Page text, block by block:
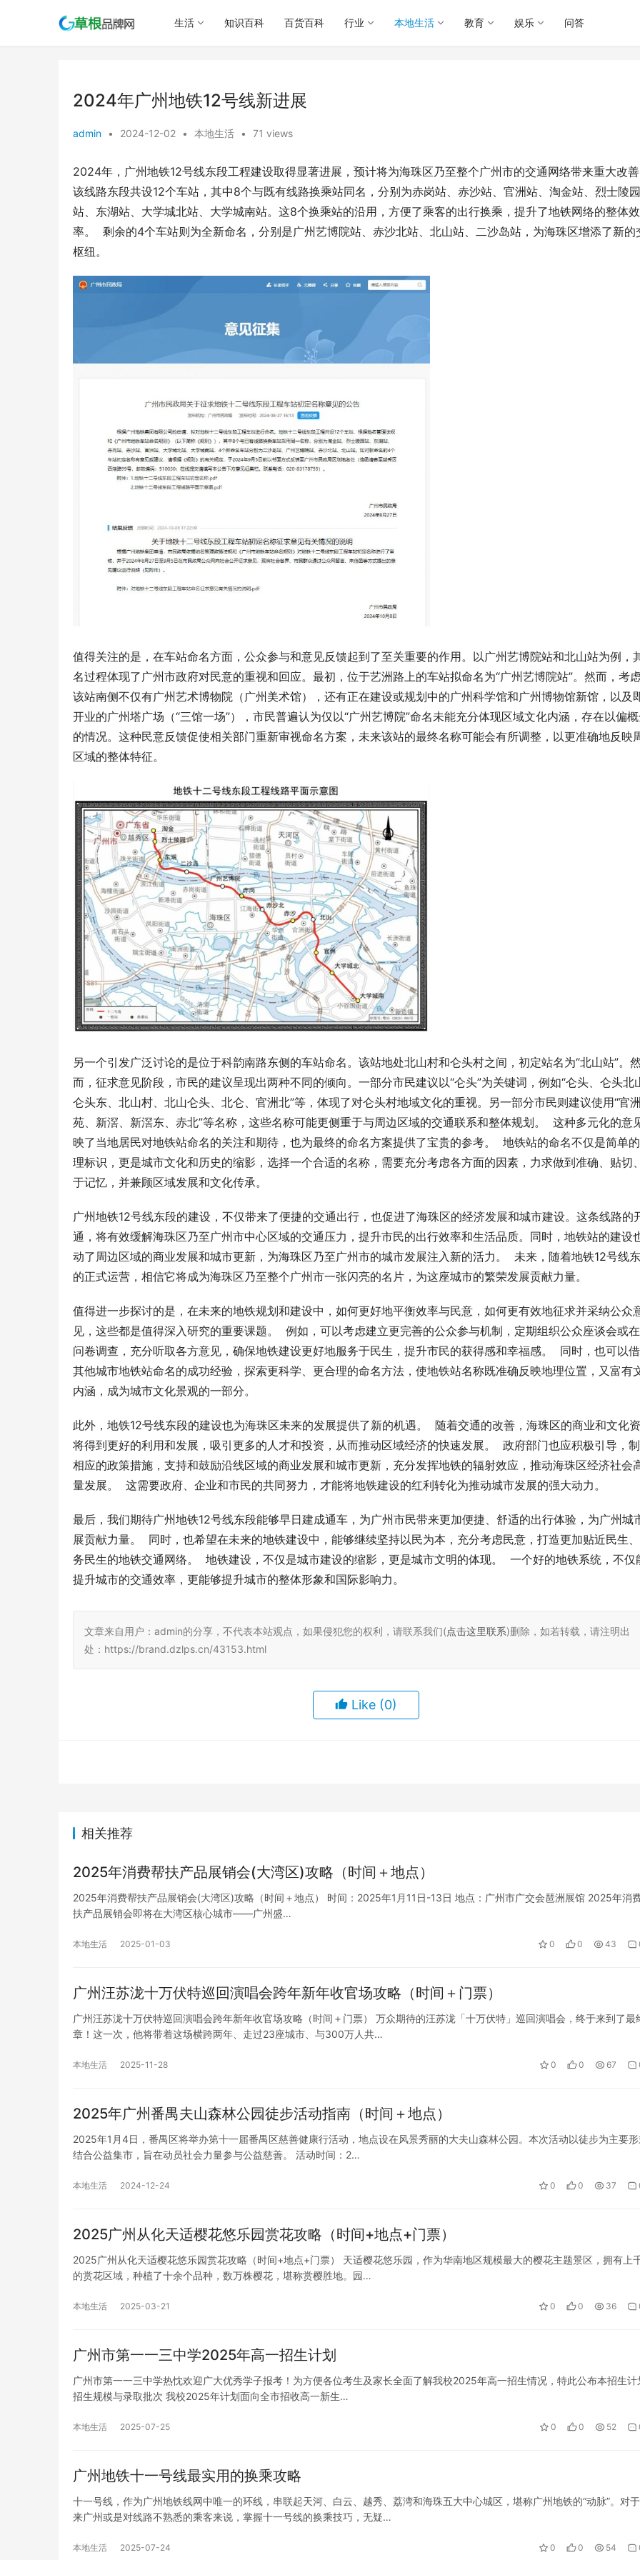
生活 知识百科 百货百科 行业 本地生活 教育 娱乐 问答
2024年广州地铁12号线新进展
admin • 2024-12-02 • 本地生活 • 71 views
2024年，广州地铁12号线东段工程建设取得显著进展，预计将为海珠区乃至整个广州市的交通网络带来重大改
该线路东段共设12个车站，其中8个与既有线路换乘站同名，分别为赤岗站、赤沙站、官洲站、淘金站、烈士陵园
站、东湖站、大学城北站、大学城南站。这8个换乘站的沿用，方便了乘客的出行换乘，提升了地铁网络的整体效
率。  剩余的4个车站则为全新命名，分别是广州艺博院站、赤沙北站、北山站、二沙岛站，为海珠区增添了新的
枢纽。
值得关注的是，在车站命名方面，公众参与和意见反馈起到了至关重要的作用。以广州艺博院站和北山站为例，
名过程体现了广州市政府对民意的重视和回应。最初，位于艺洲路上的车站拟命名为“广州艺博院站”。然而，考
该站南侧不仅有广州艺术博物院（广州美术馆），还有正在建设或规划中的广州科学馆和广州博物馆新馆，以及
开业的广州塔广场（“三馆一场”），市民普遍认为仅以“广州艺博院”命名未能充分体现区域文化内涵，存在以偏
的情况。这种民意反馈促使相关部门重新审视命名方案，未来该站的最终名称可能会有所调整，以更准确地反映
区域的整体特征。
另一个引发广泛讨论的是位于科韵南路东侧的车站命名。该站地处北山村和仑头村之间，初定站名为“北山站”。
而，征求意见阶段，市民的建议呈现出两种不同的倾向。一部分市民建议以“仑头”为关键词，例如“仑头、仑头北
仑头东、北山村、北山仑头、北仑、官洲北”等，体现了对仑头村地域文化的重视。另一部分市民则建议使用“官
苑、新滘、新滘东、赤北”等名称，这些名称可能更侧重于与周边区域的交通联系和整体规划。  这种多元化的意
映了当地居民对地铁站命名的关注和期待，也为最终的命名方案提供了宝贵的参考。  地铁站的命名不仅是简单
理标识，更是城市文化和历史的缩影，选择一个合适的名称，需要充分考虑各方面的因素，力求做到准确、贴切
于记忆，并兼顾区域发展和文化传承。
广州地铁12号线东段的建设，不仅带来了便捷的交通出行，也促进了海珠区的经济发展和城市建设。这条线路的
通，将有效缓解海珠区乃至广州市中心区域的交通压力，提升市民的出行效率和生活品质。同时，地铁站的建设
动了周边区域的商业发展和城市更新，为海珠区乃至广州市的城市发展注入新的活力。  未来，随着地铁12号线
的正式运营，相信它将成为海珠区乃至整个广州市一张闪亮的名片，为这座城市的繁荣发展贡献力量。
值得进一步探讨的是，在未来的地铁规划和建设中，如何更好地平衡效率与民意，如何更有效地征求并采纳公众
见，这些都是值得深入研究的重要课题。  例如，可以考虑建立更完善的公众参与机制，定期组织公众座谈会或
问卷调查，充分听取各方意见，确保地铁建设更好地服务于民生，提升市民的获得感和幸福感。  同时，也可以
其他城市地铁站命名的成功经验，探索更科学、更合理的命名方法，使地铁站名称既准确反映地理位置，又富有
内涵，成为城市文化景观的一部分。
此外，地铁12号线东段的建设也为海珠区未来的发展提供了新的机遇。  随着交通的改善，海珠区的商业和文化
将得到更好的利用和发展，吸引更多的人才和投资，从而推动区域经济的快速发展。  政府部门也应积极引导，
相应的政策措施，支持和鼓励沿线区域的商业发展和城市更新，充分发挥地铁的辐射效应，推动海珠区经济社会
量发展。  这需要政府、企业和市民的共同努力，才能将地铁建设的红利转化为推动城市发展的强大动力。
最后，我们期待广州地铁12号线东段能够早日建成通车，为广州市民带来更加便捷、舒适的出行体验，为广州城
展贡献力量。  同时，也希望在未来的地铁建设中，能够继续坚持以民为本，充分考虑民意，打造更加贴近民生
务民生的地铁交通网络。  地铁建设，不仅是城市建设的缩影，更是城市文明的体现。  一个好的地铁系统，不仅
提升城市的交通效率，更能够提升城市的整体形象和国际影响力。
文章来自用户：admin的分享，不代表本站观点，如果侵犯您的权利，请联系我们(点击这里联系)删除，如若转载，请注明出
处：https://brand.dzlps.cn/43153.html
Like (0)
相关推荐
2025年消费帮扶产品展销会(大湾区)攻略（时间＋地点）
2025年消费帮扶产品展销会(大湾区)攻略（时间＋地点） 时间：2025年1月11日-13日 地点：广州市广交会琶洲展馆 2025年消
扶产品展销会即将在大湾区核心城市——广州盛…
本地生活 2025-01-03 0 0 43
广州汪苏泷十万伏特巡回演唱会跨年新年收官场攻略（时间＋门票）
广州汪苏泷十万伏特巡回演唱会跨年新年收官场攻略（时间＋门票） 万众期待的汪苏泷「十万伏特」巡回演唱会，终于来到了最
章！这一次，他将带着这场横跨两年、走过23座城市、与300万人共…
本地生活 2025-11-28 0 0 67
2025年广州番禺夫山森林公园徒步活动指南（时间＋地点）
2025年1月4日，番禺区将举办第十一届番禺区慈善健康行活动，地点设在风景秀丽的大夫山森林公园。本次活动以徒步为主要
结合公益集市，旨在动员社会力量参与公益慈善。 活动时间：2…
本地生活 2024-12-24 0 0 37
2025广州从化天适樱花悠乐园赏花攻略（时间+地点+门票）
2025广州从化天适樱花悠乐园赏花攻略（时间+地点+门票） 天适樱花悠乐园，作为华南地区规模最大的樱花主题景区，拥有上
的赏花区域，种植了十余个品种，数万株樱花，堪称赏樱胜地。园…
本地生活 2025-03-21 0 0 36
广州市第一一三中学2025年高一招生计划
广州市第一一三中学热忱欢迎广大优秀学子报考！为方便各位考生及家长全面了解我校2025年高一招生情况，特此公布本招生计
招生规模与录取批次 我校2025年计划面向全市招收高一新生…
本地生活 2025-07-25 0 0 52
广州地铁十一号线最实用的换乘攻略
十一号线，作为广州地铁线网中唯一的环线，串联起天河、白云、越秀、荔湾和海珠五大中心城区，堪称广州地铁的“动脉”。对
来广州或是对线路不熟悉的乘客来说，掌握十一号线的换乘技巧，无疑…
本地生活 2025-07-24 0 0 54